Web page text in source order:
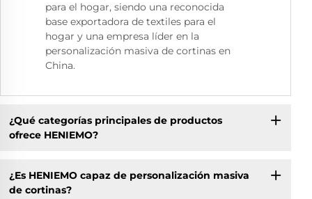
para el hogar, siendo una reconocida
base exportadora de textiles para el
hogar y una empresa líder en la
personalización masiva de cortinas en
China.
¿Qué categorías principales de productos
ofrece HENIEMO?
¿Es HENIEMO capaz de personalización masiva
de cortinas?